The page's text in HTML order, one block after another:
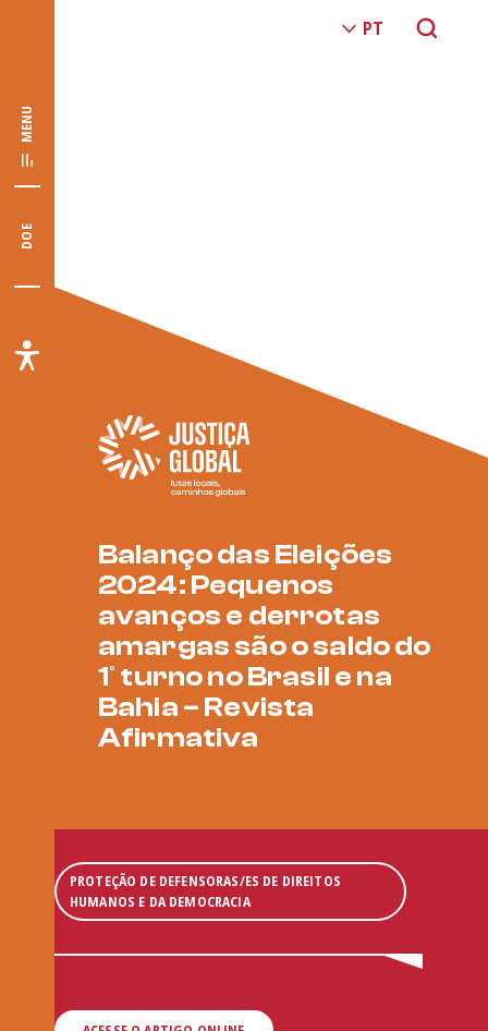
MENU
DOE
Balanço das Eleições
2024: Pequenos
avanços e derrotas
amargas são o saldo do
1º turno no Brasil e na
Bahia – Revista
Afirmativa
PROTEÇÃO DE DEFENSORAS/ES DE DIREITOS
HUMANOS E DA DEMOCRACIA